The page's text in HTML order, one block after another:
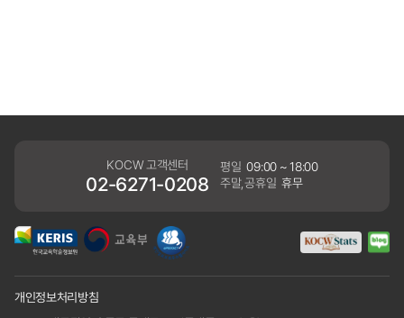
KOCW 고객센터
02-6271-0208
평일 09:00 ~ 18:00
주말,공휴일 휴무
개인정보처리방침